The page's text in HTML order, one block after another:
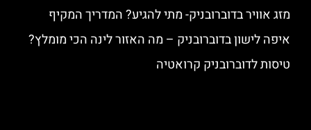
מזג אוויר בדוברובניק- מתי להגיע? המדריך המקיף
איפה לישון בדוברובניק – מה האזור לינה הכי מומלץ?
טיסות לדוברובניק קרואטיה